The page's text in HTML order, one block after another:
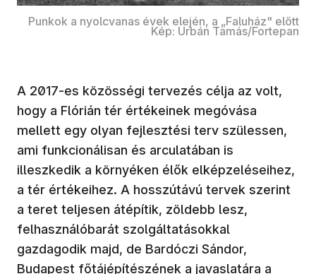
Punkok a nyolcvanas évek elején, a „Faluház" előtt
Kép: Urbán Tamás/Fortepan
A 2017-es közösségi tervezés célja az volt,
hogy a Flórián tér értékeinek megóvása
mellett egy olyan fejlesztési terv szülessen,
ami funkcionálisan és arculatában is
illeszkedik a környéken élők elképzeléseihez,
a tér értékeihez. A hosszútávú tervek szerint
a teret teljesen átépítik, zöldebb lesz,
felhasználóbarát szolgáltatásokkal
gazdagodik majd, de Bardóczi Sándor,
Budapest főtájépítészének a javaslatára a